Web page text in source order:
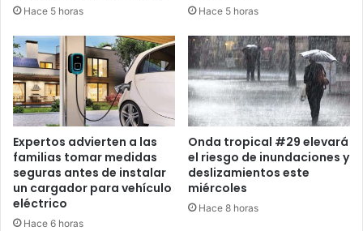
Hace 5 horas Hace 5 horas
Expertos advierten a las
familias tomar medidas
seguras antes de instalar
un cargador para vehículo
eléctrico
Hace 6 horas
Onda tropical #29 elevará
el riesgo de inundaciones y
deslizamientos este
miércoles
Hace 8 horas